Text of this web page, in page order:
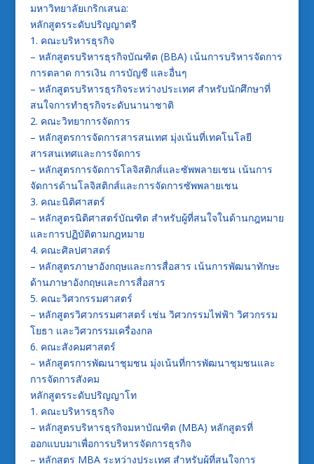
มหาวิทยาลัยเกริกเสนอ:
หลักสูตรระดับปริญญาตรี
1. คณะบริหารธุรกิจ
– หลักสูตรบริหารธุรกิจบัณฑิต (BBA) เน้นการบริหารจัดการ
การตลาด การเงิน การบัญชี และอื่นๆ
– หลักสูตรบริหารธุรกิจระหว่างประเทศ สำหรับนักศึกษาที่
สนใจการทำธุรกิจระดับนานาชาติ
2. คณะวิทยาการจัดการ
– หลักสูตรการจัดการสารสนเทศ มุ่งเน้นที่เทคโนโลยี
สารสนเทศและการจัดการ
– หลักสูตรการจัดการโลจิสติกส์และซัพพลายเชน เน้นการ
จัดการด้านโลจิสติกส์และการจัดการซัพพลายเชน
3. คณะนิติศาสตร์
– หลักสูตรนิติศาสตร์บัณฑิต สำหรับผู้ที่สนใจในด้านกฎหมาย
และการปฏิบัติตามกฎหมาย
4. คณะศิลปศาสตร์
– หลักสูตรภาษาอังกฤษและการสื่อสาร เน้นการพัฒนาทักษะ
ด้านภาษาอังกฤษและการสื่อสาร
5. คณะวิศวกรรมศาสตร์
– หลักสูตรวิศวกรรมศาสตร์ เช่น วิศวกรรมไฟฟ้า วิศวกรรม
โยธา และวิศวกรรมเครื่องกล
6. คณะสังคมศาสตร์
– หลักสูตรการพัฒนาชุมชน มุ่งเน้นที่การพัฒนาชุมชนและ
การจัดการสังคม
หลักสูตรระดับปริญญาโท
1. คณะบริหารธุรกิจ
– หลักสูตรบริหารธุรกิจมหาบัณฑิต (MBA) หลักสูตรที่
ออกแบบมาเพื่อการบริหารจัดการธุรกิจ
– หลักสูตร MBA ระหว่างประเทศ สำหรับผู้ที่สนใจการ